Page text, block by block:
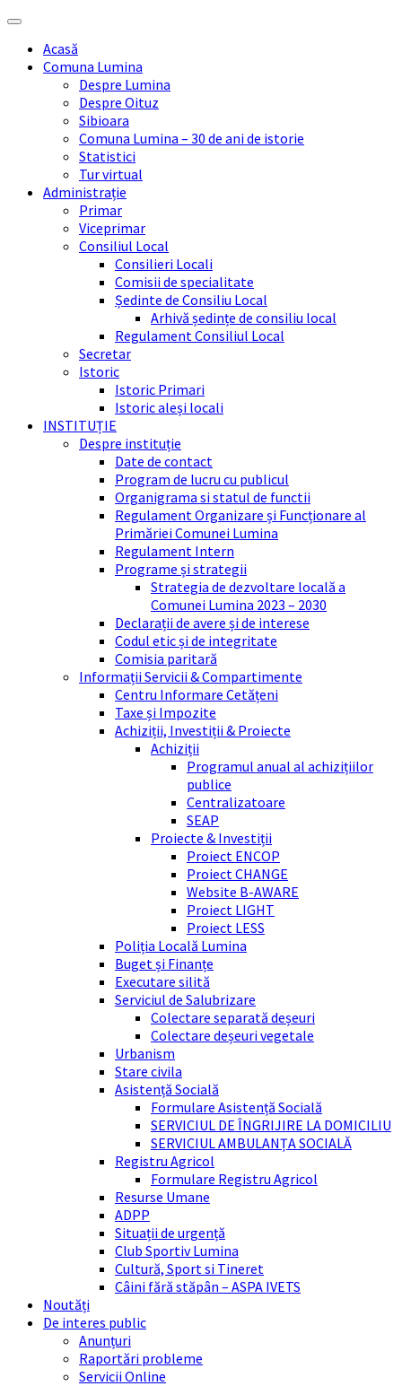
Skip
content
Skip
sidebar
Skip
right
sidebar
Skip
footerAcasă
Comuna Lumina
Despre Lumina
Despre Oituz
Sibioara
Comuna Lumina – 30 de ani de istorie
Statistici
Tur virtual
Administrație
Primar
Viceprimar
Consiliul Local
Consilieri Locali
Comisii de specialitate
Ședinte de Consiliu Local
Arhivă ședințe de consiliu local
Regulament Consiliul Local
Secretar
Istoric
Istoric Primari
Istoric aleși locali
INSTITUȚIE
Despre instituție
Date de contact
Program de lucru cu publicul
Organigrama si statul de functii
Regulament Organizare și Funcționare al
Primăriei Comunei Lumina
Regulament Intern
Programe și strategii
Strategia de dezvoltare locală a
Comunei Lumina 2023 – 2030
Declarații de avere și de interese
Codul etic și de integritate
Comisia paritară
Informații Servicii & Compartimente
Centru Informare Cetățeni
Taxe și Impozite
Achiziții, Investiții & Proiecte
Achiziții
Programul anual al achizițiilor
publice
Centralizatoare
SEAP
Proiecte & Investiții
Proiect ENCOP
Proiect CHANGE
Website B-AWARE
Proiect LIGHT
Proiect LESS
Poliția Locală Lumina
Buget și Finanțe
Executare silită
Serviciul de Salubrizare
Colectare separată deșeuri
Colectare deșeuri vegetale
Urbanism
Stare civila
Asistență Socială
Formulare Asistență Socială
SERVICIUL DE ÎNGRIJIRE LA DOMICILIU
SERVICIUL AMBULANȚA SOCIALĂ
Registru Agricol
Formulare Registru Agricol
Resurse Umane
ADPP
Situații de urgență
Club Sportiv Lumina
Cultură, Sport si Tineret
Câini fără stăpân – ASPA IVETS
Noutăți
De interes public
Anunțuri
Raportări probleme
Servicii Online